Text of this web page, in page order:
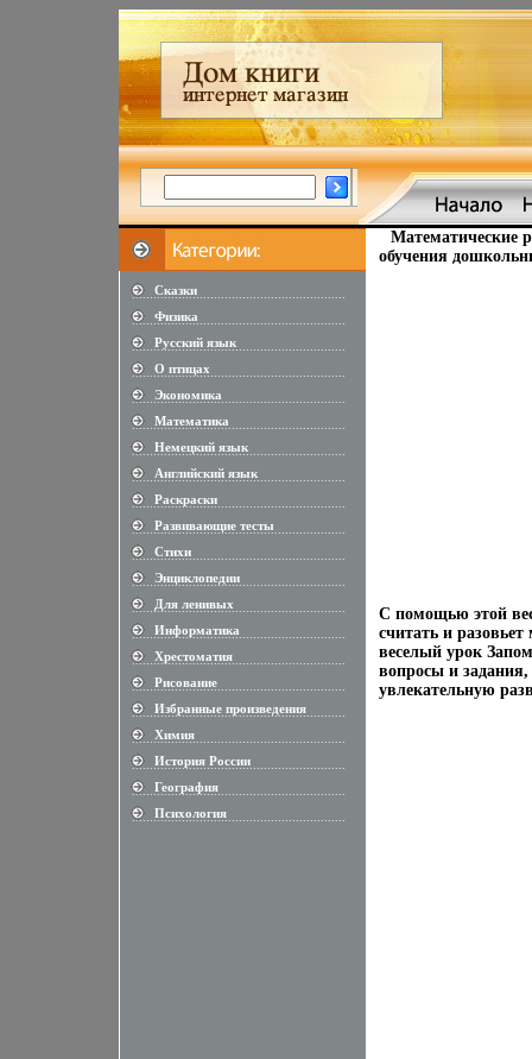
Сказки
............................................................
Физика
............................................................
Русский язык
............................................................
О птицах
............................................................
Экономика
............................................................
Математика
............................................................
Немецкий язык
............................................................
Английский язык
............................................................
Раскраски
............................................................
Развивающие тесты
............................................................
Стихи
............................................................
Энциклопедии
............................................................
Для ленивых
............................................................
Информатика
............................................................
Хрестоматия
............................................................
Рисование
............................................................
Избранные произведения
............................................................
Химия
............................................................
История России
............................................................
География
............................................................
Психология
............................................................
Математические
обучения
С помощью этой
считать и
веселый урок
вопросы и задания,
увлекательную